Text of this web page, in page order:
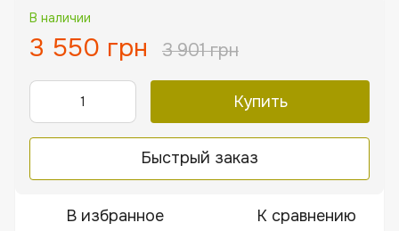
В наличии
3 550 грн 3 901 грн
Купить
Быстрый заказ
В избранное К сравнению